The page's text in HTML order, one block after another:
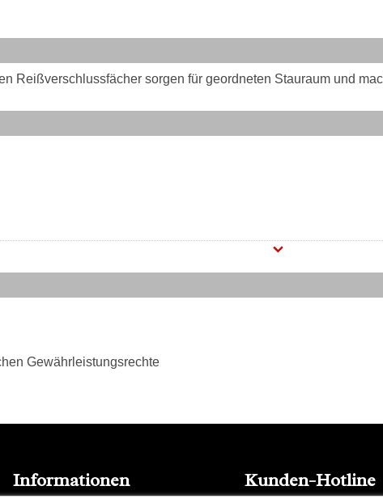
Reißverschlussfächer sorgen für geordneten Stauraum und
vorne
Gewährleistungsrechte
Informationen Kunden-Hotline